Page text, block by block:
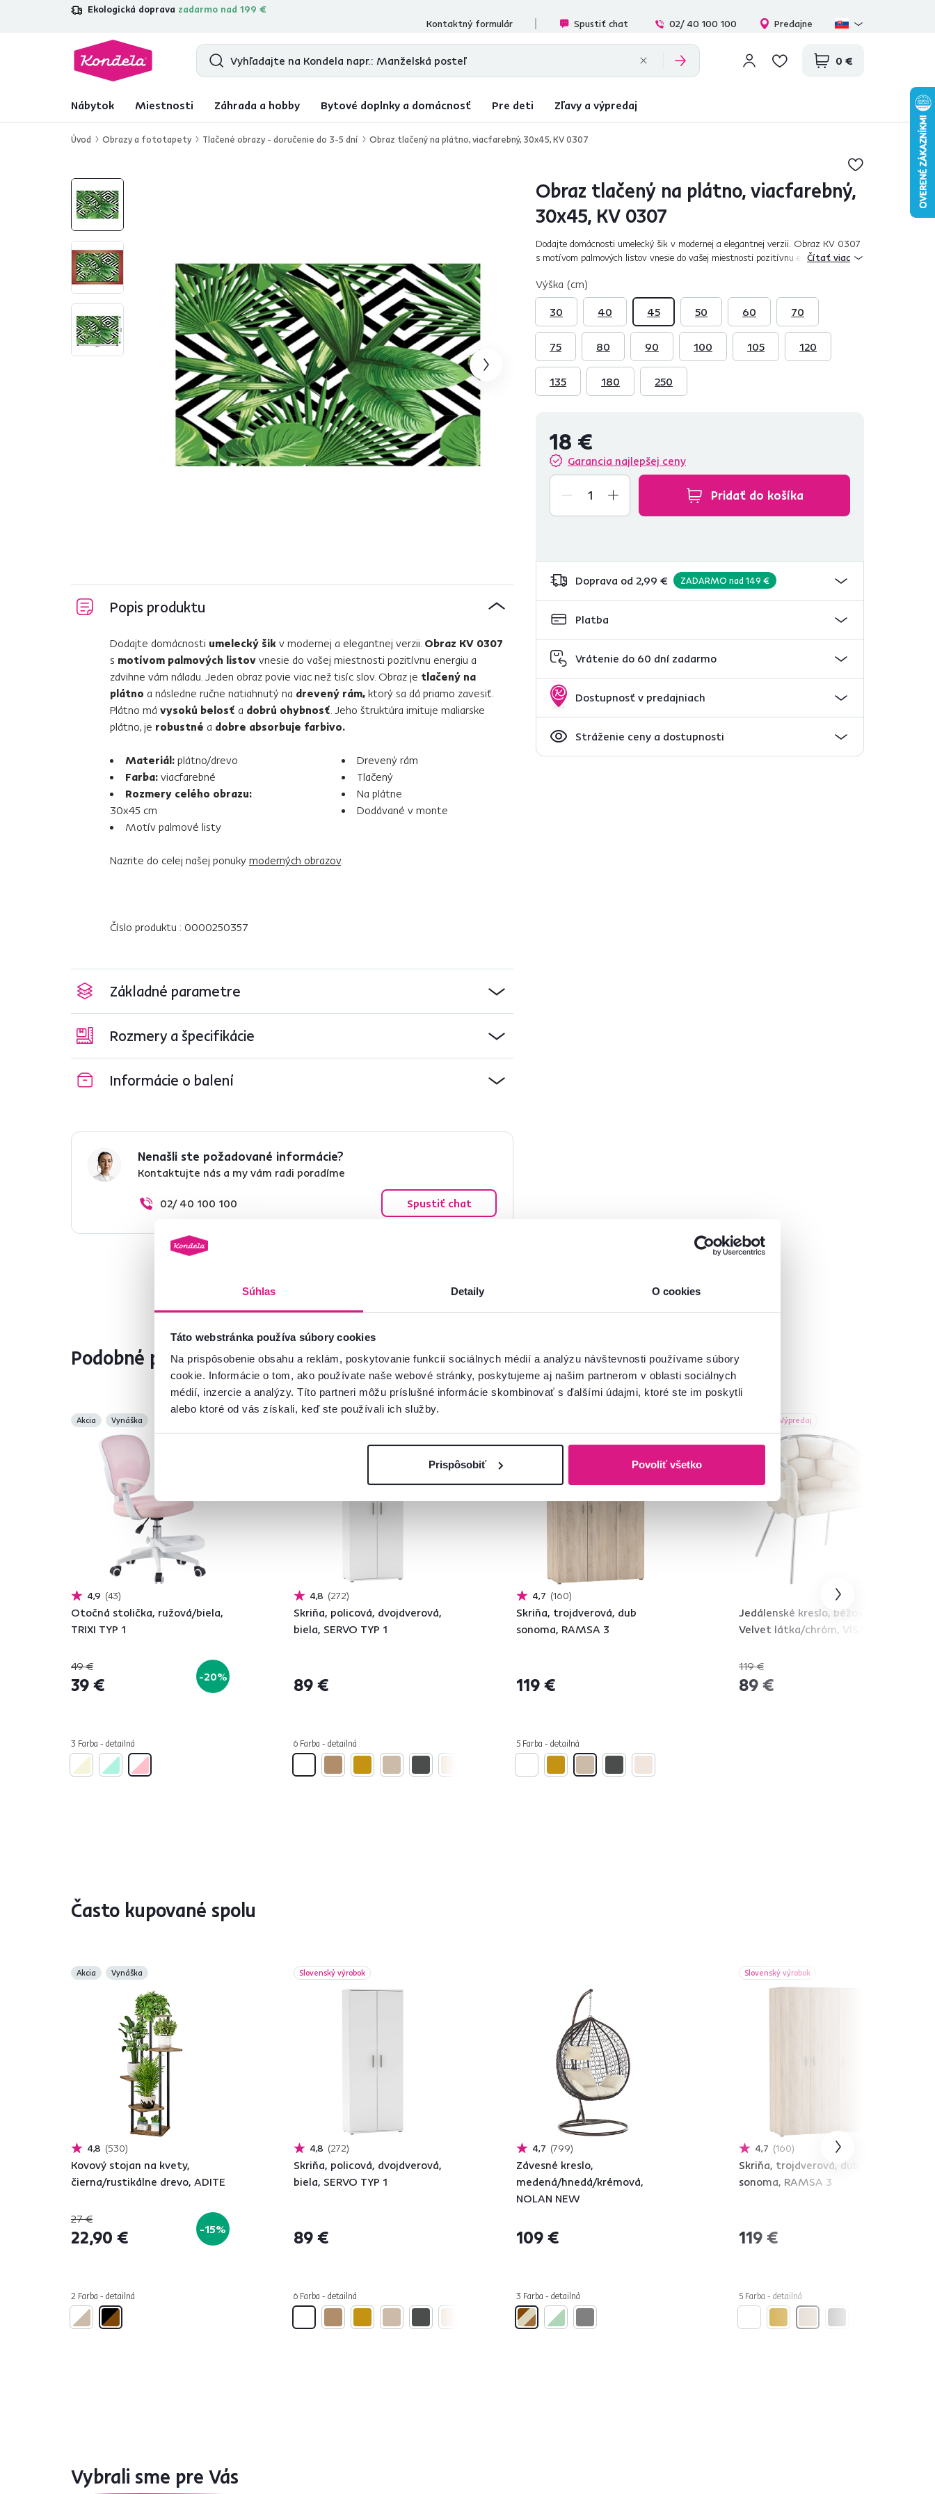
Súhlas Detaily O cookies
Táto webstránka používa súbory cookies
Na prispôsobenie obsahu a reklám, poskytovanie funkcií sociálnych médií a analýzu návštevnosti používame súbory
cookie. Informácie o tom, ako používate naše webové stránky, poskytujeme aj našim partnerom v oblasti sociálnych
médií, inzercie a analýzy. Títo partneri môžu príslušné informácie skombinovať s ďalšími údajmi, ktoré ste im poskytli
alebo ktoré od vás získali, keď ste používali ich služby.
Prispôsobiť Povoliť všetko
Ekologická doprava zadarmo nad 199 €
4,7 31 211overených produktových recenzií
Kontaktný formulár
Spustiť chat 02/ 40 100 100 Predajne
0 €
Nábytok Miestnosti Záhrada a hobby Bytové doplnky a domácnosť Pre deti Zľavy a výpredaj
Úvod Obrazy a fototapety Tlačené obrazy - doručenie do 3-5 dní Obraz tlačený na plátno, viacfarebný, 30x45, KV 0307
Obraz tlačený na plátno, viacfarebný,
30x45, KV 0307
Dodajte domácnosti umelecký šik v modernej a elegantnej verzii. Obraz KV 0307
s motívom palmových listov vnesie do vašej miestnosti pozitívnu energiu a
Čítať viac
Výška (cm)
30
40 45 50 60 70
75 80 90 100 105 120
135 180 250
18 €
Garancia najlepšej ceny
Pridať do košíka
Doprava od 2,99 € ZADARMO nad 149 €
Platba
Vrátenie do 60 dní zadarmo
Dostupnosť v predajniach
Stráženie ceny a dostupnosti
Popis produktu
Dodajte domácnosti umelecký šik v modernej a elegantnej verzii. Obraz KV 0307
s motívom palmových listov vnesie do vašej miestnosti pozitívnu energiu a
zdvihne vám náladu. Jeden obraz povie viac než tisíc slov. Obraz je tlačený na
plátno a následne ručne natiahnutý na drevený rám, ktorý sa dá priamo zavesiť.
Plátno má vysokú belosť a dobrú ohybnosť . Jeho štruktúra imituje maliarske
plátno, je robustné a dobre absorbuje farbivo.
Materiál: plátno/drevo
Farba: viacfarebné
Rozmery celého obrazu:
30x45 cm
Motív palmové listy
Drevený rám
Tlačený
Na plátne
Dodávané v monte
Nazrite do celej našej ponuky moderných obrazov.
Číslo produktu : 0000250357
Základné parametre
Rozmery a špecifikácie
Informácie o balení
Nenašli ste požadované informácie?
Kontaktujte nás a my vám radi poradíme
02/ 40 100 100 Spustiť chat
Podobné produkty
Akcia Vynáška
4,9 43
Otočná stolička, ružová/biela,
TRIXI TYP 1
49 €
39 € -20%
3 Farba - detailná
4,8 272
Skriňa, policová, dvojdverová,
biela, SERVO TYP 1
89 €
6 Farba - detailná
4,7 160
Skriňa, trojdverová, dub
sonoma, RAMSA 3
119 €
5 Farba - detailná
Výpredaj
Jedálenské kreslo, béžová
Velvet látka/chróm, VISANT
119 €
89 €
Často kupované spolu
Akcia Vynáška
4,8 530
Kovový stojan na kvety,
čierna/rustikálne drevo, ADITE
27 €
22,90 € -15%
2 Farba - detailná
Slovenský výrobok
4,8 272
Skriňa, policová, dvojdverová,
biela, SERVO TYP 1
89 €
6 Farba - detailná
4,7 799
Závesné kreslo,
medená/hnedá/krémová,
NOLAN NEW
109 €
3 Farba - detailná
Slovenský výrobok
4,7 160
Skriňa, trojdverová, dub
sonoma, RAMSA 3
119 €
5 Farba - detailná
Vybrali sme pre Vás